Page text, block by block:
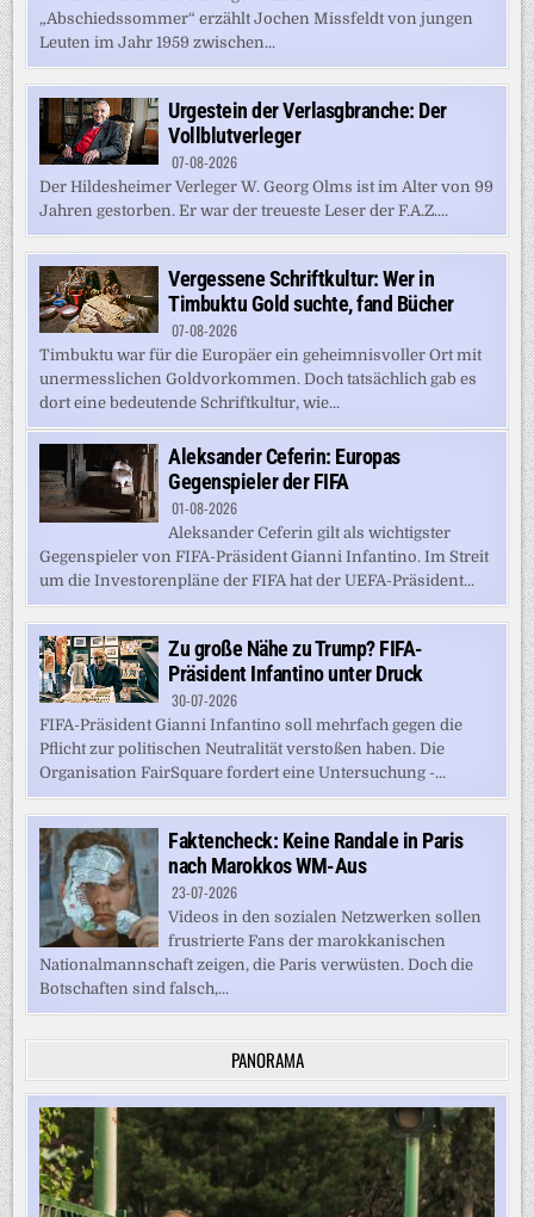
„Abschiedssommer“ erzählt Jochen Missfeldt von jungen
Leuten im Jahr 1959 zwischen...
Urgestein der Verlasgbranche: Der
Vollblutverleger
07-08-2026
Der Hildesheimer Verleger W. Georg Olms ist im Alter von 99
Jahren gestorben. Er war der treueste Leser der F.A.Z....
Vergessene Schriftkultur: Wer in
Timbuktu Gold suchte, fand Bücher
07-08-2026
Timbuktu war für die Europäer ein geheimnisvoller Ort mit
unermesslichen Goldvorkommen. Doch tatsächlich gab es
dort eine bedeutende Schriftkultur, wie...
Aleksander Ceferin: Europas
Gegenspieler der FIFA
01-08-2026
Aleksander Ceferin gilt als wichtigster
Gegenspieler von FIFA-Präsident Gianni Infantino. Im Streit
um die Investorenpläne der FIFA hat der UEFA-Präsident...
Zu große Nähe zu Trump? FIFA-
Präsident Infantino unter Druck
30-07-2026
FIFA-Präsident Gianni Infantino soll mehrfach gegen die
Pflicht zur politischen Neutralität verstoßen haben. Die
Organisation FairSquare fordert eine Untersuchung -...
Faktencheck: Keine Randale in Paris
nach Marokkos WM-Aus
23-07-2026
Videos in den sozialen Netzwerken sollen
frustrierte Fans der marokkanischen
Nationalmannschaft zeigen, die Paris verwüsten. Doch die
Botschaften sind falsch,...
PANORAMA